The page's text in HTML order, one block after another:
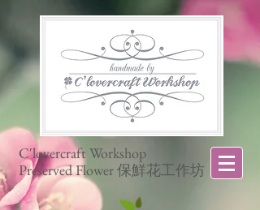
C'lovercraft Workshop
Preserved Flower 保鮮花工作坊